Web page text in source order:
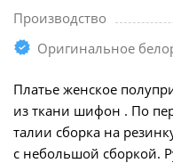
Производство
Оригинальное
Платье женское
из ткани шифон . По
талии сборка на
с небольшой сборкой.